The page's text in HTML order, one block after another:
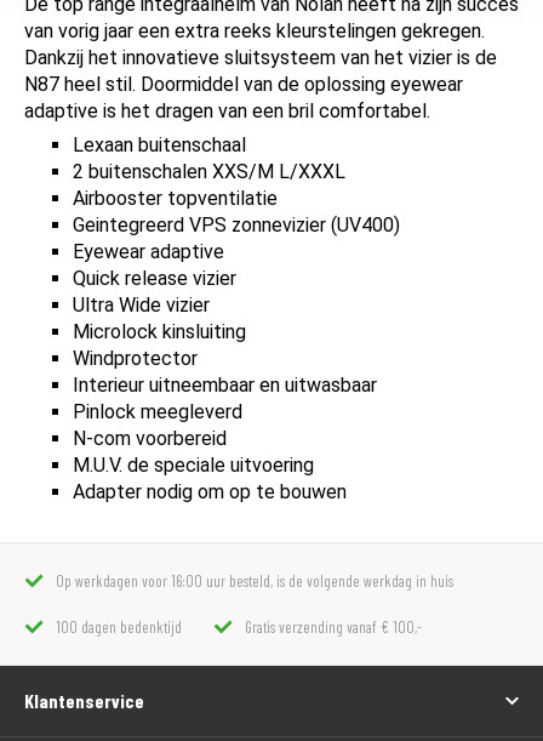
van vorig jaar een extra reeks kleurstelingen gekregen.
Dankzij het innovatieve sluitsysteem van het vizier is de
N87 heel stil. Doormiddel van de oplossing eyewear
adaptive is het dragen van een bril comfortabel.
Lexaan buitenschaal
2 buitenschalen XXS/M L/XXXL
Airbooster topventilatie
Geintegreerd VPS zonnevizier (UV400)
Eyewear adaptive
Quick release vizier
Ultra Wide vizier
Microlock kinsluiting
Windprotector
Interieur uitneembaar en uitwasbaar
Pinlock meegleverd
N-com voorbereid
M.U.V. de speciale uitvoering
Adapter nodig om op te bouwen
Op werkdagen voor 16:00 uur besteld, is de volgende werkdag in huis
100 dagen bedenktijd Gratis verzending vanaf € 100,-
Klantenservice